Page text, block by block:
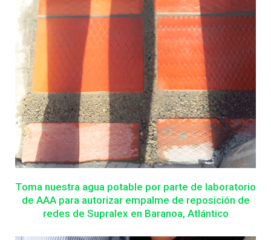
Toma nuestra agua potable por parte de laboratorio
de AAA para autorizar empalme de reposición de
redes de Supralex en Baranoa, Atlántico